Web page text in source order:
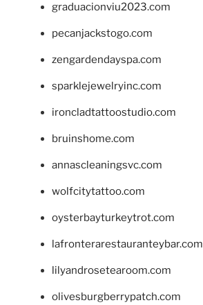
graduacionviu2023.com
pecanjackstogo.com
zengardendayspa.com
sparklejewelryinc.com
ironcladtattoostudio.com
bruinshome.com
annascleaningsvc.com
wolfcitytattoo.com
oysterbayturkeytrot.com
lafronterarestauranteybar.com
lilyandrosetearoom.com
olivesburgberrypatch.com